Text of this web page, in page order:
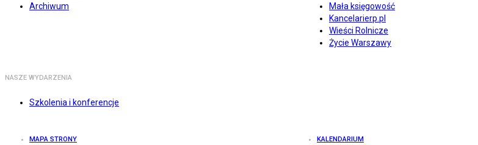
Archiwum
Mała księgowość
Kancelarierp.pl
Wieści Rolnicze
Życie Warszawy
NASZE WYDARZENIA
Szkolenia i konferencje
MAPA STRONY KALENDARIUM